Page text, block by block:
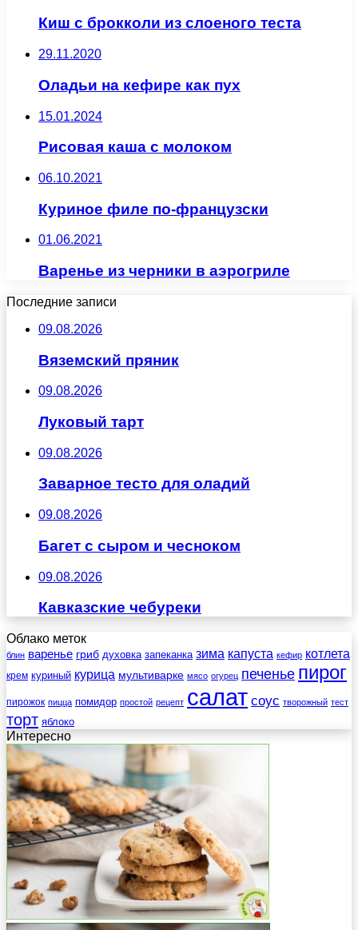
Киш с брокколи из слоеного теста
29.11.2020
Оладьи на кефире как пух
15.01.2024
Рисовая каша с молоком
06.10.2021
Куриное филе по-французски
01.06.2021
Варенье из черники в аэрогриле
Последние записи
09.08.2026
Вяземский пряник
09.08.2026
Луковый тарт
09.08.2026
Заварное тесто для оладий
09.08.2026
Багет с сыром и чесноком
09.08.2026
Кавказские чебуреки
Облако меток
блин варенье гриб духовка запеканка зима капуста кефир котлета
крем куриный курица мультиварке мясо огурец печенье пирог
пирожок пицца помидор простой рецепт салат соус творожный тест
торт яблоко
Интересно